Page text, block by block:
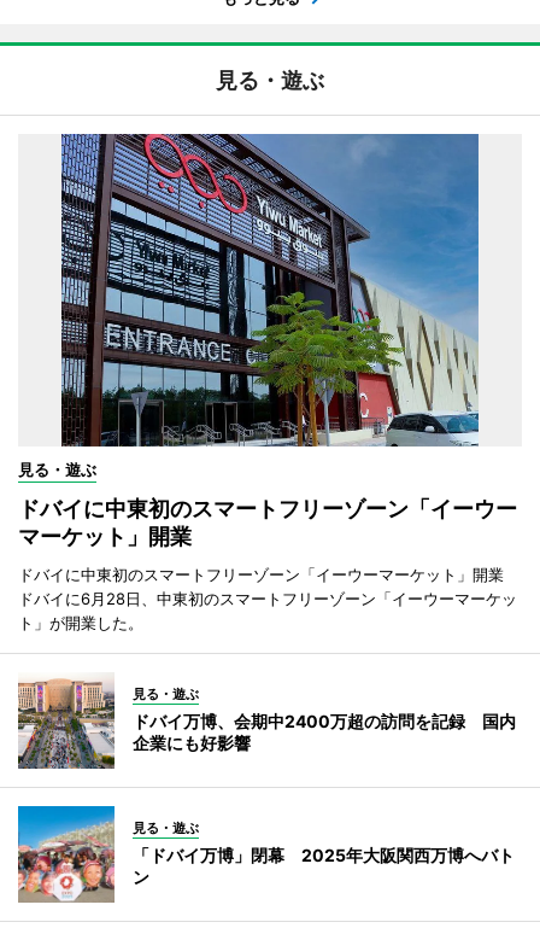
見る・遊ぶ
見る・遊ぶ
ドバイに中東初のスマートフリーゾーン「イーウー
マーケット」開業
ドバイに中東初のスマートフリーゾーン「イーウーマーケット」開業
ドバイに6月28日、中東初のスマートフリーゾーン「イーウーマーケッ
ト」が開業した。
見る・遊ぶ
ドバイ万博、会期中2400万超の訪問を記録 国内
企業にも好影響
見る・遊ぶ
「ドバイ万博」閉幕 2025年大阪関西万博へバト
ン